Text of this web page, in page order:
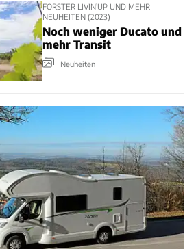
FORSTER LIVIN'UP UND MEHR
NEUHEITEN (2023)
Noch weniger Ducato und
mehr Transit
Neuheiten